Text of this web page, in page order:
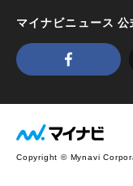
マイナビニュース 公
Copyright © Mynavi